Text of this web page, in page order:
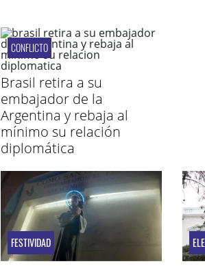
CONFLICTO
Brasil retira a su
embajador de la
Argentina y rebaja al
mínimo su relación
diplomática
FESTIVIDAD